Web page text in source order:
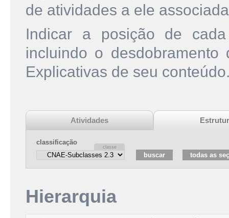
de atividades a ele
Indicar a posição de
incluindo o
Explicativas de seu
Atividades
classificação
Hierarquia